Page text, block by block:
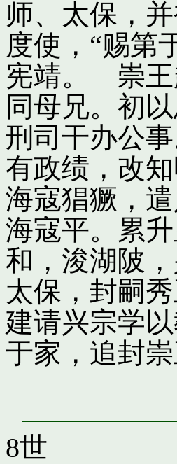
师、太保，
度使，“赐第
宪靖。 崇王
同母兄。初
刑司干办公
有政绩，改
海寇猖獗，
海寇平。累
和，浚湖陂
太保，封嗣
建请兴宗学
于家，追封
8世